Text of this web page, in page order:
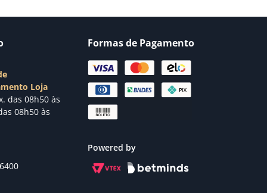
Loja
das 08h50 às
08h50 às
Formas de Pagamento
Powered by